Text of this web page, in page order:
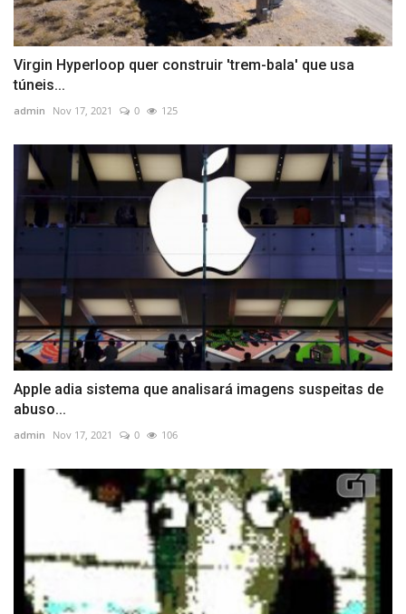
Virgin Hyperloop quer construir 'trem-bala' que usa
túneis...
admin Nov 17, 2021 0 125
Apple adia sistema que analisará imagens suspeitas de
abuso...
admin Nov 17, 2021 0 106